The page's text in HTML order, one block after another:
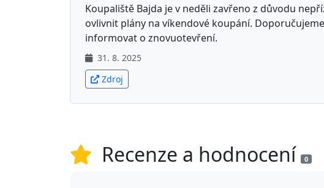
Koupaliště Bajda je v neděli zavřeno z důvodu
ovlivnit plány na víkendové koupání.
informovat o znovuotevření.
31. 8. 2025
Zdroj
Recenze a hodnocení 0